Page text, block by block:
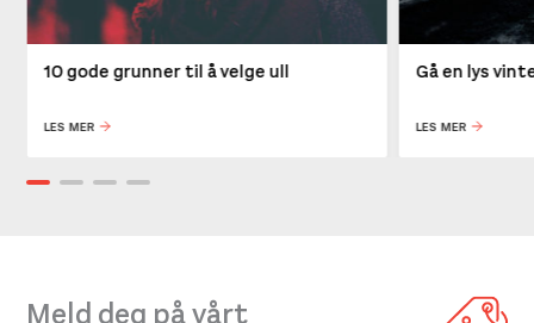
10 gode grunner til å velge ull
LES MER
Gå en lys
LES MER
Meld deg på vårt